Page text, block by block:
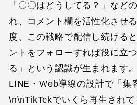
「〇〇はどうしてる？」など
れ、コメント欄を活性化させ
度、この戦略で配信し続ける
ントをフォローすれば役に立
る」という認識が生まれます
LINE・Web導線の設計で「集
\n\nTikTokでいくら再生され